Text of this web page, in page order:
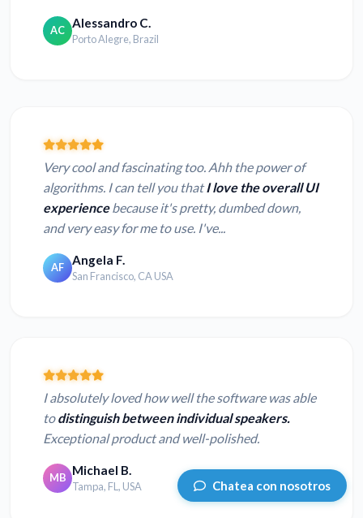
AC Alessandro C.
Porto Alegre, Brazil
Very cool and fascinating too. Ahh the power of
algorithms. I can tell you thatI love the overall UI
experiencebecause it's pretty, dumbed down,
and very easy for me to use. I've...
AF Angela F.
San Francisco, CA USA
I absolutely loved how well the software was able
todistinguish between individual speakers.
Exceptional product and well-polished.
MB Michael B.
Tampa, FL, USA Chatea con nosotros